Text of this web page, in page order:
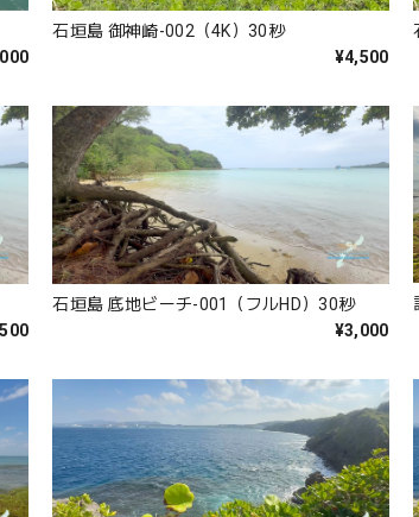
石垣島 御神崎-002（4K）30秒
¥4,500
石垣島 底地ビーチ-001（フルHD）30秒
¥3,000